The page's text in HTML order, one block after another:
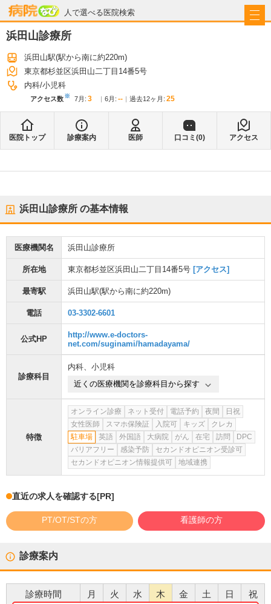
人で選べる医院検索
病院なび
浜田山診療所
浜田山駅(駅から南に約220m)
東京都杉並区浜田山二丁目14番5号
内科 小児科
アクセス数※ 7月 : 3 6月 : -- 過去12ヶ月: 25
医院トップ 診療案内 医師 口コミ(0) アクセス
浜田山診療所 の基本情報
医療機関名 浜田山診療所
所在地 東京都杉並区浜田山二丁目14番5号 [アクセス]
最寄駅 浜田山駅(駅から南に約220m)
電話 03-3302-6601
公式HP
http://www.e-doctors-
net.com/suginami/hamadayama/
診療科目
内科、 小児科
近くの医療機関を診療科目から探す
特徴
オンライン診療 ネット受付 電話予約 夜間
日祝
女性医師
スマホ保険証 入院可 キッズ
クレカ
駐車場
英語 外国語 大病院 がん 在宅 訪問
DPC
バリアフリー
感染予防
セカンドオピニオン受診可
セカンドオピニオン情報提供可
地域連携
直近の求人を確認する[PR]
PT/OT/STの方 看護師の方
診療案内
診療時間 月 火 水 木 金 土 日 祝